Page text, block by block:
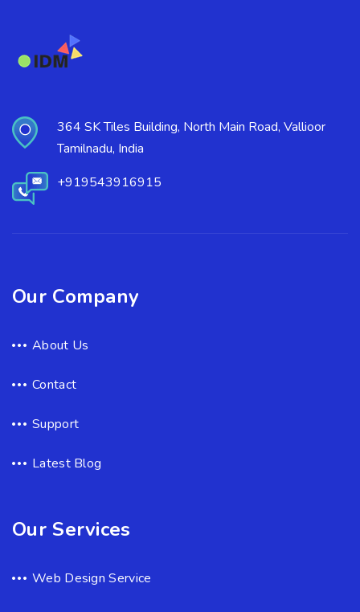
364 SK Tiles Building, North Main Road, Vallioor
Tamilnadu, India
+919543916915
Our Company
About Us
Contact
Support
Latest Blog
Our Services
Web Design Service